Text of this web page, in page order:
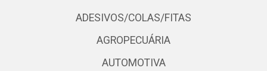
ADESIVOS/COLAS/FITAS
AGROPECUÁRIA
AUTOMOTIVA